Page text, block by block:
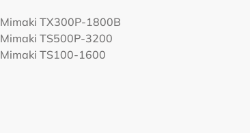
Mimaki TX300P-1800B
Mimaki TS500P-3200
Mimaki TS100-1600